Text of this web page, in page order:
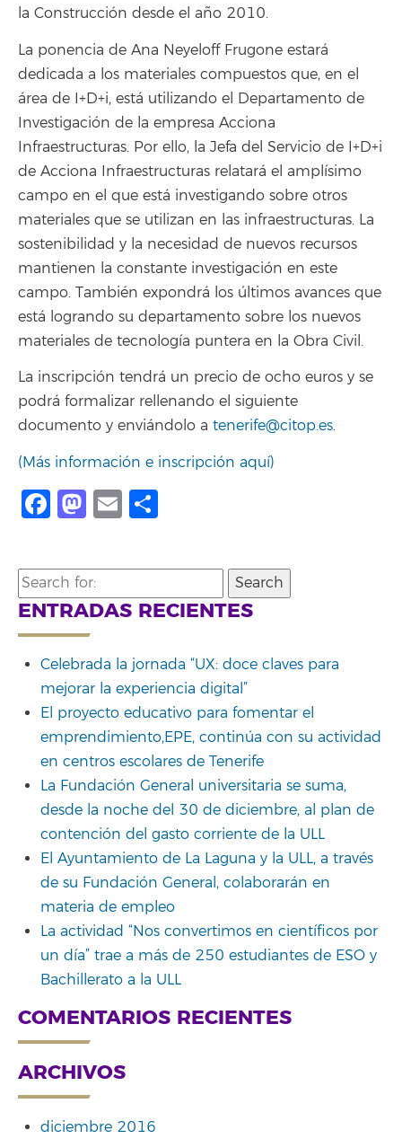
la Construcción desde el año 2010.
La ponencia de Ana Neyeloff Frugone estará
dedicada a los materiales compuestos que, en el
área de I+D+i, está utilizando el Departamento de
Investigación de la empresa Acciona
Infraestructuras. Por ello, la Jefa del Servicio de I+D+i
de Acciona Infraestructuras relatará el amplísimo
campo en el que está investigando sobre otros
materiales que se utilizan en las infraestructuras. La
sostenibilidad y la necesidad de nuevos recursos
mantienen la constante investigación en este
campo. También expondrá los últimos avances que
está logrando su departamento sobre los nuevos
materiales de tecnología puntera en la Obra Civil.
La inscripción tendrá un precio de ocho euros y se
podrá formalizar rellenando el siguiente
documento y enviándolo a tenerife@citop.es.
(Más información e inscripción aquí)
Facebook
Mastodon
Email
Search
for:
ENTRADAS RECIENTES
Celebrada la jornada “UX: doce claves para
mejorar la experiencia digital”
El proyecto educativo para fomentar el
emprendimiento,EPE, continúa con su actividad
en centros escolares de Tenerife
La Fundación General universitaria se suma,
desde la noche del 30 de diciembre, al plan de
contención del gasto corriente de la ULL
El Ayuntamiento de La Laguna y la ULL, a través
de su Fundación General, colaborarán en
materia de empleo
La actividad “Nos convertimos en científicos por
un día” trae a más de 250 estudiantes de ESO y
Bachillerato a la ULL
COMENTARIOS RECIENTES
ARCHIVOS
diciembre 2016